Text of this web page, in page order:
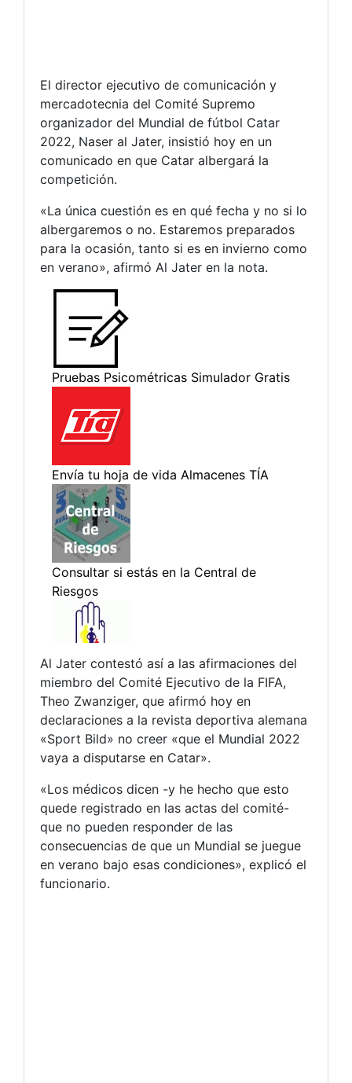
El director ejecutivo de comunicación y
mercadotecnia del Comité Supremo
organizador del Mundial de fútbol Catar
2022, Naser al Jater, insistió hoy en un
comunicado en que Catar albergará la
competición.
«La única cuestión es en qué fecha y no si lo
albergaremos o no. Estaremos preparados
para la ocasión, tanto si es en invierno como
en verano», afirmó Al Jater en la nota.
Al Jater contestó así a las afirmaciones del
miembro del Comité Ejecutivo de la FIFA,
Theo Zwanziger, que afirmó hoy en
declaraciones a la revista deportiva alemana
«Sport Bild» no creer «que el Mundial 2022
vaya a disputarse en Catar».
«Los médicos dicen -y he hecho que esto
quede registrado en las actas del comité-
que no pueden responder de las
consecuencias de que un Mundial se juegue
en verano bajo esas condiciones», explicó el
funcionario.